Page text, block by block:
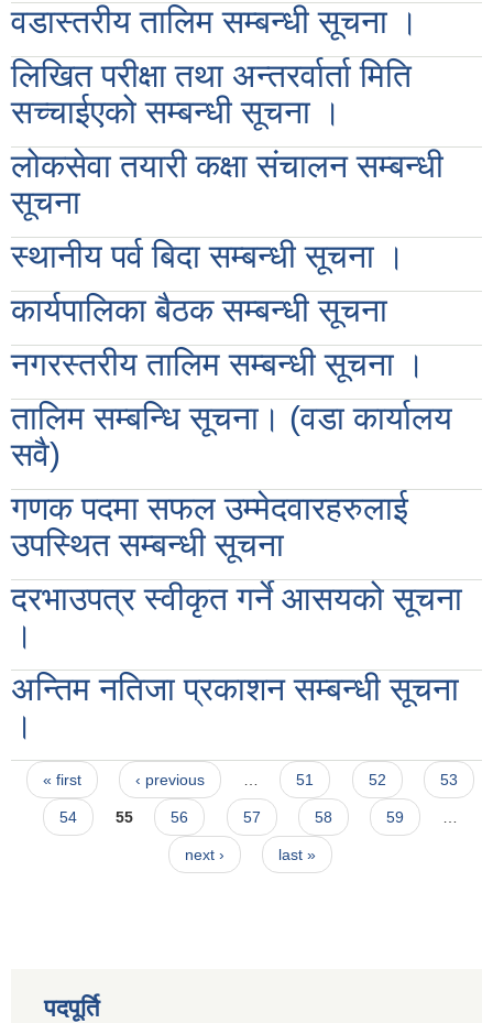
वडास्तरीय तालिम सम्बन्धी सूचना ।
लिखित परीक्षा तथा अन्तरर्वार्ता मिति
सच्‍चाईएको सम्बन्धी सूचना ।
लोकसेवा तयारी कक्षा संचालन सम्बन्धी
सूचना
स्थानीय पर्व बिदा सम्बन्धी सूचना ।
कार्यपालिका बैठक सम्बन्धी सूचना
नगरस्तरीय तालिम सम्बन्धी सूचना ।
तालिम सम्बन्धि सूचना। (वडा कार्यालय
सवै)
गणक पदमा सफल उम्मेदवारहरुलाई
उपस्थित सम्बन्धी सूचना
दरभाउपत्र स्वीकृत गर्ने आसयको सूचना
।
अन्तिम नतिजा प्रकाशन सम्बन्धी सूचना
।
Pages
« first ‹ previous … 51 52 53
54 55 56 57 58 59 …
next › last »
पदपूर्ति